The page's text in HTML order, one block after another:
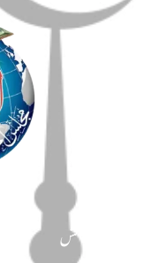
دین و دانش